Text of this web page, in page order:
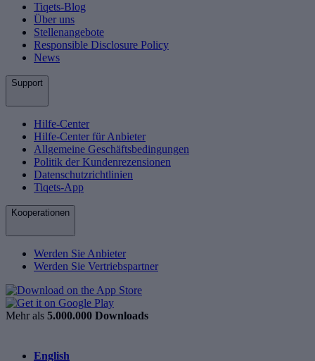
Tiqets-Blog
Über uns
Stellenangebote
Responsible Disclosure Policy
News
Support
Hilfe-Center
Hilfe-Center für Anbieter
Allgemeine Geschäftsbedingungen
Politik der Kundenrezensionen
Datenschutzrichtlinien
Tiqets-App
Kooperationen
Werden Sie Anbieter
Werden Sie Vertriebspartner
Mehr als 5.000.000 Downloads
English